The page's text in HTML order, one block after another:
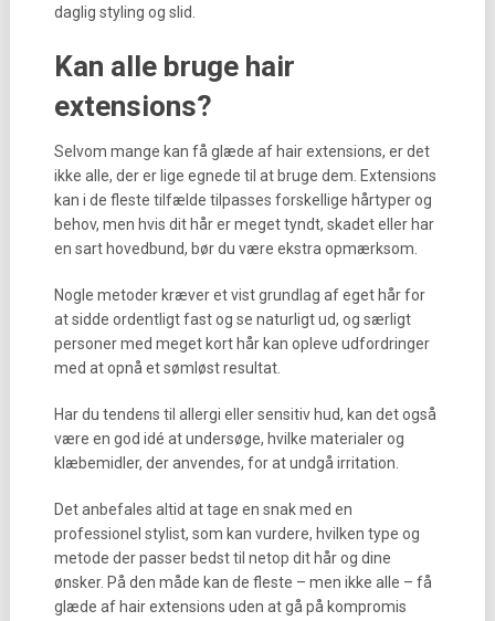
daglig styling og slid.
Kan alle bruge hair
extensions?
Selvom mange kan få glæde af hair extensions, er det
ikke alle, der er lige egnede til at bruge dem. Extensions
kan i de fleste tilfælde tilpasses forskellige hårtyper og
behov, men hvis dit hår er meget tyndt, skadet eller har
en sart hovedbund, bør du være ekstra opmærksom.
Nogle metoder kræver et vist grundlag af eget hår for
at sidde ordentligt fast og se naturligt ud, og særligt
personer med meget kort hår kan opleve udfordringer
med at opnå et sømløst resultat.
Har du tendens til allergi eller sensitiv hud, kan det også
være en god idé at undersøge, hvilke materialer og
klæbemidler, der anvendes, for at undgå irritation.
Det anbefales altid at tage en snak med en
professionel stylist, som kan vurdere, hvilken type og
metode der passer bedst til netop dit hår og dine
ønsker. På den måde kan de fleste – men ikke alle – få
glæde af hair extensions uden at gå på kompromis